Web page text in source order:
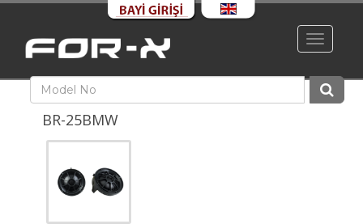
Toggle
BR-25BMW